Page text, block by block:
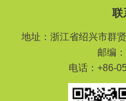
联
地址：浙江省绍兴市群
邮编
电话：+86-